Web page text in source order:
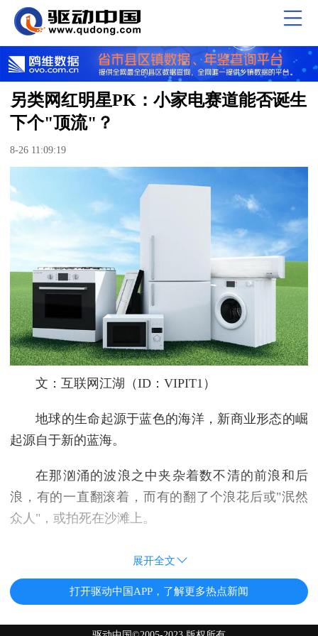
另类网红明星PK：小家电赛道能否诞生
下个"顶流"？
8-26 11:09:19
文：互联网江湖（ID：VIPIT1）
地球的生命起源于蓝色的海洋，新商业形态的崛
起源自于新的蓝海。
在那汹涌的波浪之中夹杂着数不清的前浪和后
浪，有的一直翻滚着，而有的翻了个浪花后或"泯然
众人"，或拍死在沙滩上。
展开全文
打开驱动中国APP，了解更多热点新闻